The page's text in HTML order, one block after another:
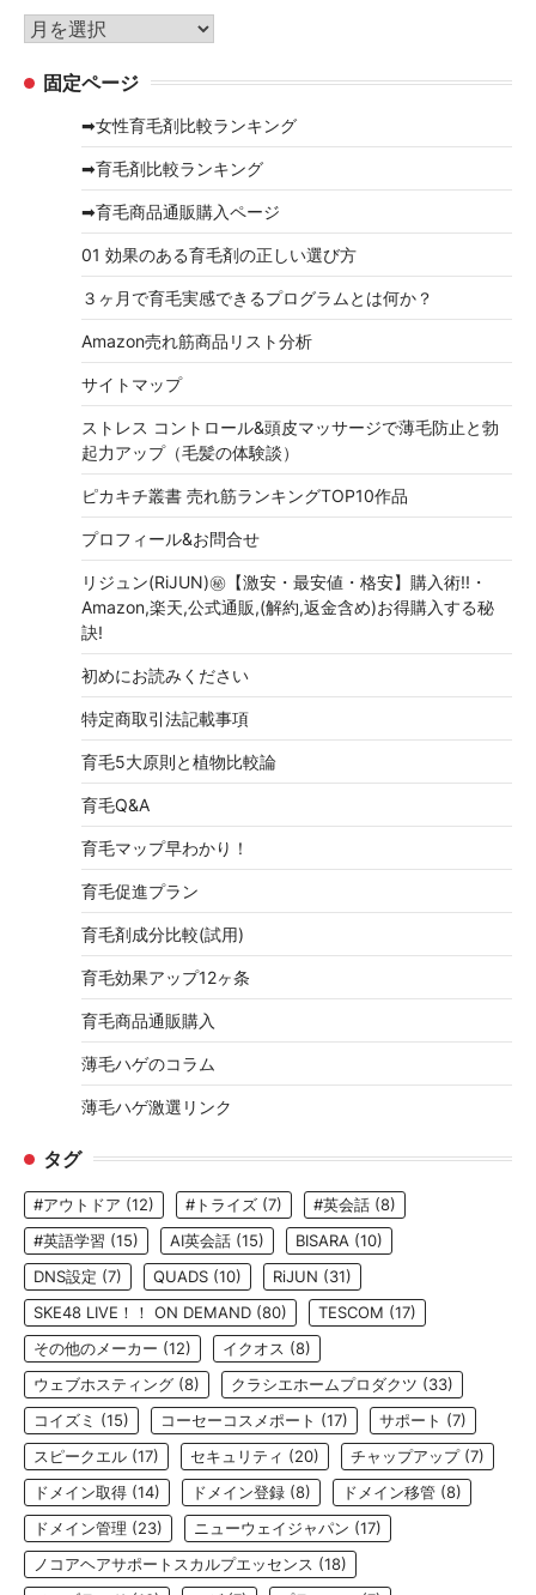
リ
ー
ア
カ 固定ページ
➡女性育毛剤比較ランキング
➡育毛剤比較ランキング
➡育毛商品通販購入ページ
01 効果のある育毛剤の正しい選び方
３ヶ月で育毛実感できるプログラムとは何か？
Amazon売れ筋商品リスト分析
サイトマップ
ストレス コントロール&頭皮マッサージで薄毛防止と勃
起力アップ（毛髪の体験談）
ピカキチ叢書 売れ筋ランキングTOP10作品
プロフィール&お問合せ
リジュン(RiJUN)㊙【激安・最安値・格安】購入術!!・
Amazon,楽天,公式通販,(解約,返金含め)お得購入する秘
訣!
初めにお読みください
特定商取引法記載事項
育毛5大原則と植物比較論
育毛Q&A
育毛マップ早わかり！
育毛促進プラン
育毛剤成分比較(試用)
育毛効果アップ12ヶ条
育毛商品通販購入
薄毛ハゲのコラム
薄毛ハゲ激選リンク
タグ
#アウトドア (12) #トライズ (7) #英会話 (8)
#英語学習 (15) AI英会話 (15) BISARA (10)
DNS設定 (7) QUADS (10) RiJUN (31)
SKE48 LIVE！！ ON DEMAND (80) TESCOM (17)
その他のメーカー (12) イクオス (8)
ウェブホスティング (8) クラシエホームプロダクツ (33)
コイズミ (15) コーセーコスメポート (17) サポート (7)
スピークエル (17) セキュリティ (20) チャップアップ(7)
ドメイン取得 (14) ドメイン登録 (8) ドメイン移管 (8)
ドメイン管理 (23) ニューウェイジャパン (17)
ノコアヘアサポートスカルプエッセンス (18)